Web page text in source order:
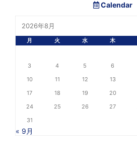
Calendar
2026年8月
月 火 水 木
3
4 5 6
10
11 12 13
17
18 19 20
24
25 26 27
31
« 9月